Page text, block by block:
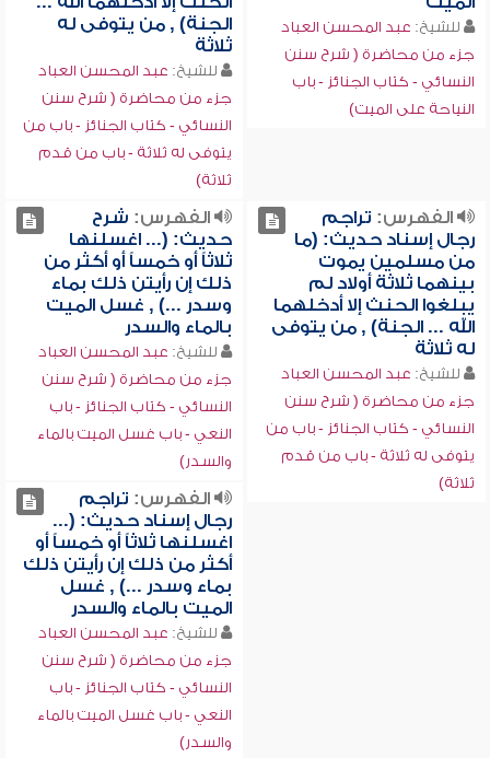
للشيخ: عبد المحسن العباد
جزء من محاضرة ( شرح سنن
النسائي - كتاب الجنائز - باب
النياحة على الميت)
الجنة) , من يتوفى له
ثلاثة
للشيخ: عبد المحسن العباد
جزء من محاضرة ( شرح سنن
النسائي - كتاب الجنائز - باب من
يتوفى له ثلاثة - باب من قدم
ثلاثة)
الفهرس: تراجم
رجال إسناد حديث: (ما
من مسلمين يموت
بينهما ثلاثة أولاد لم
يبلغوا الحنث إلا أدخلهما
الله ... الجنة) , من يتوفى
له ثلاثة
للشيخ: عبد المحسن العباد
جزء من محاضرة ( شرح سنن
النسائي - كتاب الجنائز - باب من
يتوفى له ثلاثة - باب من قدم
ثلاثة)
الفهرس: شرح
حديث: (... اغسلنها
ثلاثاً أو خمساً أو أكثر من
ذلك إن رأيتن ذلك بماء
وسدر ...) , غسل الميت
بالماء والسدر
للشيخ: عبد المحسن العباد
جزء من محاضرة ( شرح سنن
النسائي - كتاب الجنائز - باب
النعي - باب غسل الميت بالماء
والسدر)
الفهرس: تراجم
رجال إسناد حديث: (...
اغسلنها ثلاثاً أو خمساً أو
أكثر من ذلك إن رأيتن ذلك
بماء وسدر ...) , غسل
الميت بالماء والسدر
للشيخ: عبد المحسن العباد
جزء من محاضرة ( شرح سنن
النسائي - كتاب الجنائز - باب
النعي - باب غسل الميت بالماء
والسدر)